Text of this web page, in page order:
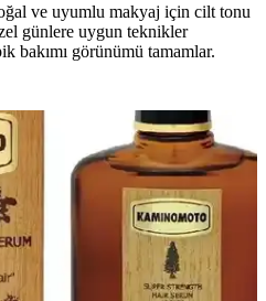
ve uyumlu makyaj için cilt tonu
günlere uygun teknikler
bakımı görünümü tamamlar.